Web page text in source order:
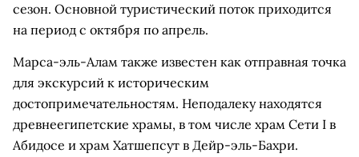
сезон. Основной туристический поток приходится
на период с октября по апрель.
Марса-эль-Алам также известен как отправная точка
для экскурсий к историческим
достопримечательностям. Неподалеку находятся
древнеегипетские храмы, в том числе храм Сети I в
Абидосе и храм Хатшепсут в Дейр-эль-Бахри.